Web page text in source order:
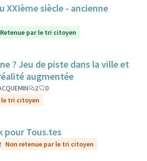
XXIème siècle - ancienne
Retenue par le tri citoyen
? Jeu de piste dans la ville et
augmentée
2
0
le tri citoyen
pour Tous.tes
Non retenue par le tri citoyen